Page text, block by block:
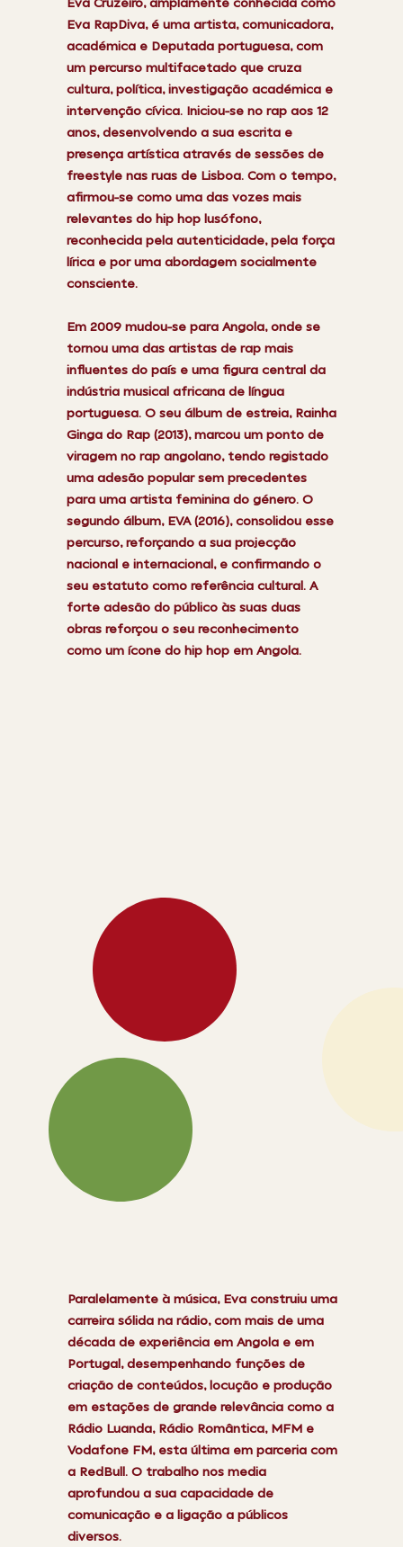
Eva Cruzeiro, amplamente conhecida como
Eva RapDiva, é uma artista, comunicadora,
académica e Deputada portuguesa, com
um percurso multifacetado que cruza
cultura, política, investigação académica e
intervenção cívica. Iniciou-se no rap aos 12
anos, desenvolvendo a sua escrita e
presença artística através de sessões de
freestyle nas ruas de Lisboa. Com o tempo,
afirmou-se como uma das vozes mais
relevantes do hip hop lusófono,
reconhecida pela autenticidade, pela força
lírica e por uma abordagem socialmente
consciente.
Em 2009 mudou-se para Angola, onde se
tornou uma das artistas de rap mais
influentes do país e uma figura central da
indústria musical africana de língua
portuguesa. O seu álbum de estreia, Rainha
Ginga do Rap (2013), marcou um ponto de
viragem no rap angolano, tendo registado
uma adesão popular sem precedentes
para uma artista feminina do género. O
segundo álbum, EVA (2016), consolidou esse
percurso, reforçando a sua projecção
nacional e internacional, e confirmando o
seu estatuto como referência cultural. A
forte adesão do público às suas duas
obras reforçou o seu reconhecimento
como um ícone do hip hop em Angola.
Paralelamente à música, Eva construiu uma
carreira sólida na rádio, com mais de uma
década de experiência em Angola e em
Portugal, desempenhando funções de
criação de conteúdos, locução e produção
em estações de grande relevância como a
Rádio Luanda, Rádio Romântica, MFM e
Vodafone FM, esta última em parceria com
a RedBull. O trabalho nos media
aprofundou a sua capacidade de
comunicação e a ligação a públicos
diversos.